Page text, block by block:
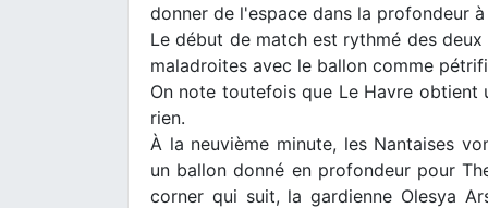
donner de l'espace dans la profondeur
Le début de match est rythmé des
maladroites avec le ballon comme
On note toutefois que Le Havre obtient
rien.
À la neuvième minute, les Nantaises
un ballon donné en profondeur pour
corner qui suit, la gardienne Olesya